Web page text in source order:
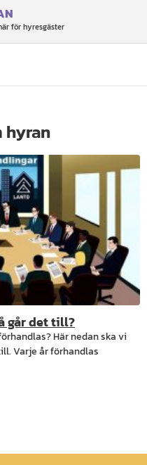
för hyresgäster
hyran
går det till?
Här nedan ska vi
Varje år förhandlas